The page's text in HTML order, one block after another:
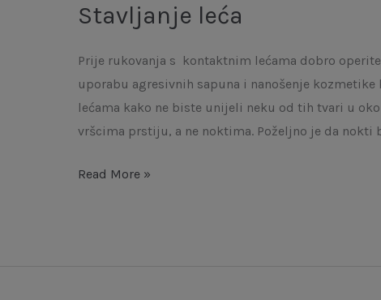
Stavljanje leća
Prije rukovanja s kontaktnim lećama dobro
uporabu agresivnih sapuna i nanošenje
lećama kako ne biste unijeli neku od tih tvari u
vršcima prstiju, a ne noktima. Poželjno je da nokti
Read More »